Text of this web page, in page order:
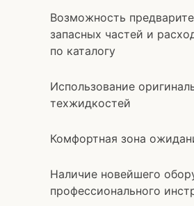
Возможность
запасных частей и
по каталогу
Использование
техжидкостей
Комфортная зона
Наличие новейшего
профессионального